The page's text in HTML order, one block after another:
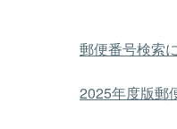
郵便番号検索
2025年度版郵